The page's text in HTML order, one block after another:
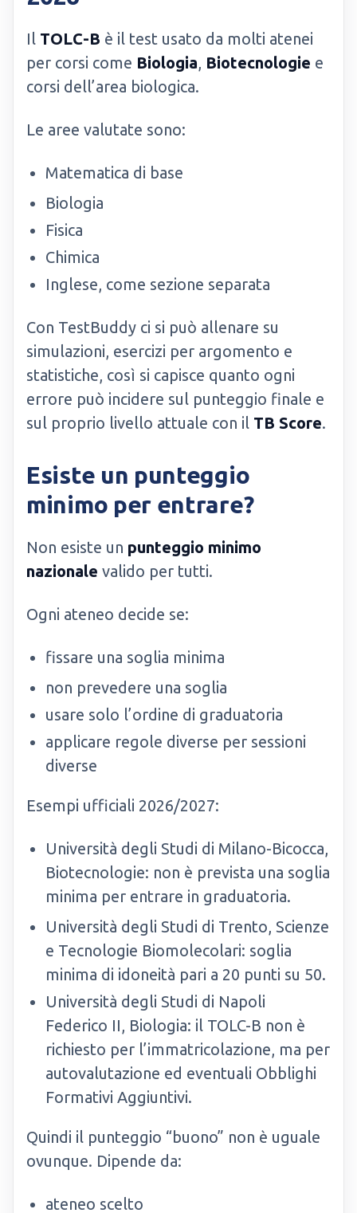
Il TOLC-B è il test usato da molti atenei
per corsi come Biologia, Biotecnologie e
corsi dell’area biologica.
Le aree valutate sono:
Matematica di base
Biologia
Fisica
Chimica
Inglese, come sezione separata
Con TestBuddy ci si può allenare su
simulazioni, esercizi per argomento e
statistiche, così si capisce quanto ogni
errore può incidere sul punteggio finale e
sul proprio livello attuale con il TB Score.
Esiste un punteggio
minimo per entrare?
Non esiste un punteggio minimo
nazionale valido per tutti.
Ogni ateneo decide se:
fissare una soglia minima
non prevedere una soglia
usare solo l’ordine di graduatoria
applicare regole diverse per sessioni
diverse
Esempi ufficiali 2026/2027:
Università degli Studi di Milano-Bicocca,
Biotecnologie: non è prevista una soglia
minima per entrare in graduatoria.
Università degli Studi di Trento, Scienze
e Tecnologie Biomolecolari: soglia
minima di idoneità pari a 20 punti su 50.
Università degli Studi di Napoli
Federico II, Biologia: il TOLC-B non è
richiesto per l’immatricolazione, ma per
autovalutazione ed eventuali Obblighi
Formativi Aggiuntivi.
Quindi il punteggio “buono” non è uguale
ovunque. Dipende da:
ateneo scelto